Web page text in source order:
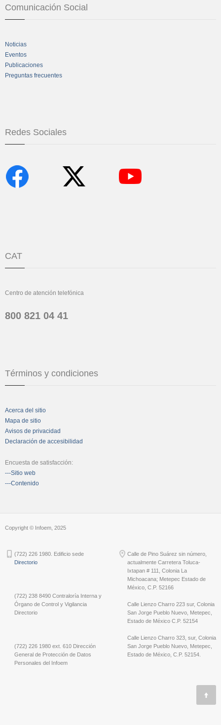
Comunicación Social
Noticias
Eventos
Publicaciones
Preguntas frecuentes
Redes Sociales
CAT
Centro de atención telefónica
800 821 04 41
Términos y condiciones
Acerca del sitio
Mapa de sitio
Avisos de privacidad
Declaración de accesibilidad
Encuesta de satisfacción:
---Sitio web
---Contenido
Copyright © Infoem, 2025
(722) 226 1980. Edificio sede
Directorio
(722) 238 8490 Contraloría Interna y
Órgano de Control y Vigilancia
Directorio
(722) 226 1980 ext. 610 Dirección
General de Protección de Datos
Personales del Infoem
Calle de Pino Suárez sin número,
actualmente Carretera Toluca-
Ixtapan # 111, Colonia La
Michoacana; Metepec Estado de
México, C.P. 52166
Calle Lienzo Charro 223 sur, Colonia
San Jorge Pueblo Nuevo, Metepec,
Estado de México C.P. 52154
Calle Lienzo Charro 323, sur, Colonia
San Jorge Pueblo Nuevo, Metepec,
Estado de México, C.P. 52154.